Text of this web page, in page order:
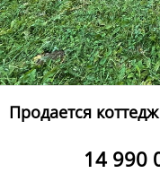
Продается
14 990